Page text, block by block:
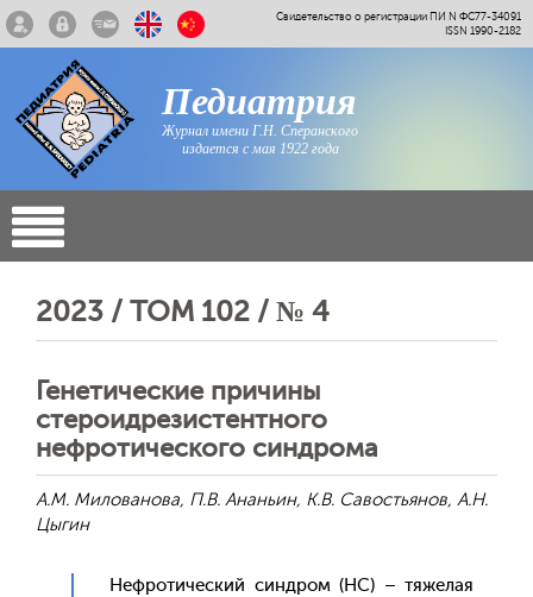
Свидетельство о регистрации ПИ N ФС77-34091
ISSN 1990-2182
Педиатрия
Журнал имени Г.Н. Сперанского
издается с мая 1922 года
2023 / ТОМ 102 / № 4
Генетические причины
стероидрезистентного
нефротического синдрома
А.М. Милованова, П.В. Ананьин, К.В. Савостьянов, А.Н.
Цыгин
Неф­ро­тичес­кий син­дром (НС) – тя­желая